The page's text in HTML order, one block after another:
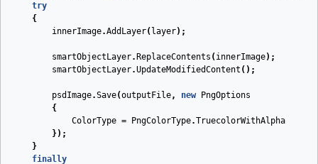
try
{
innerImage.AddLayer( layer);
smartObjectLayer. ReplaceContents ( innerImage);
smartObjectLayer.UpdateModifiedContent ();
psdImage.Save(outputFile, new
PngOptions
{
ColorType = PngColorType.TruecolorWithAlpha
});
}
finally